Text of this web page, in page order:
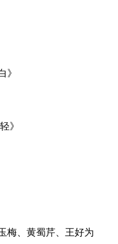
》
》
梅、黄蜀芹、王好为